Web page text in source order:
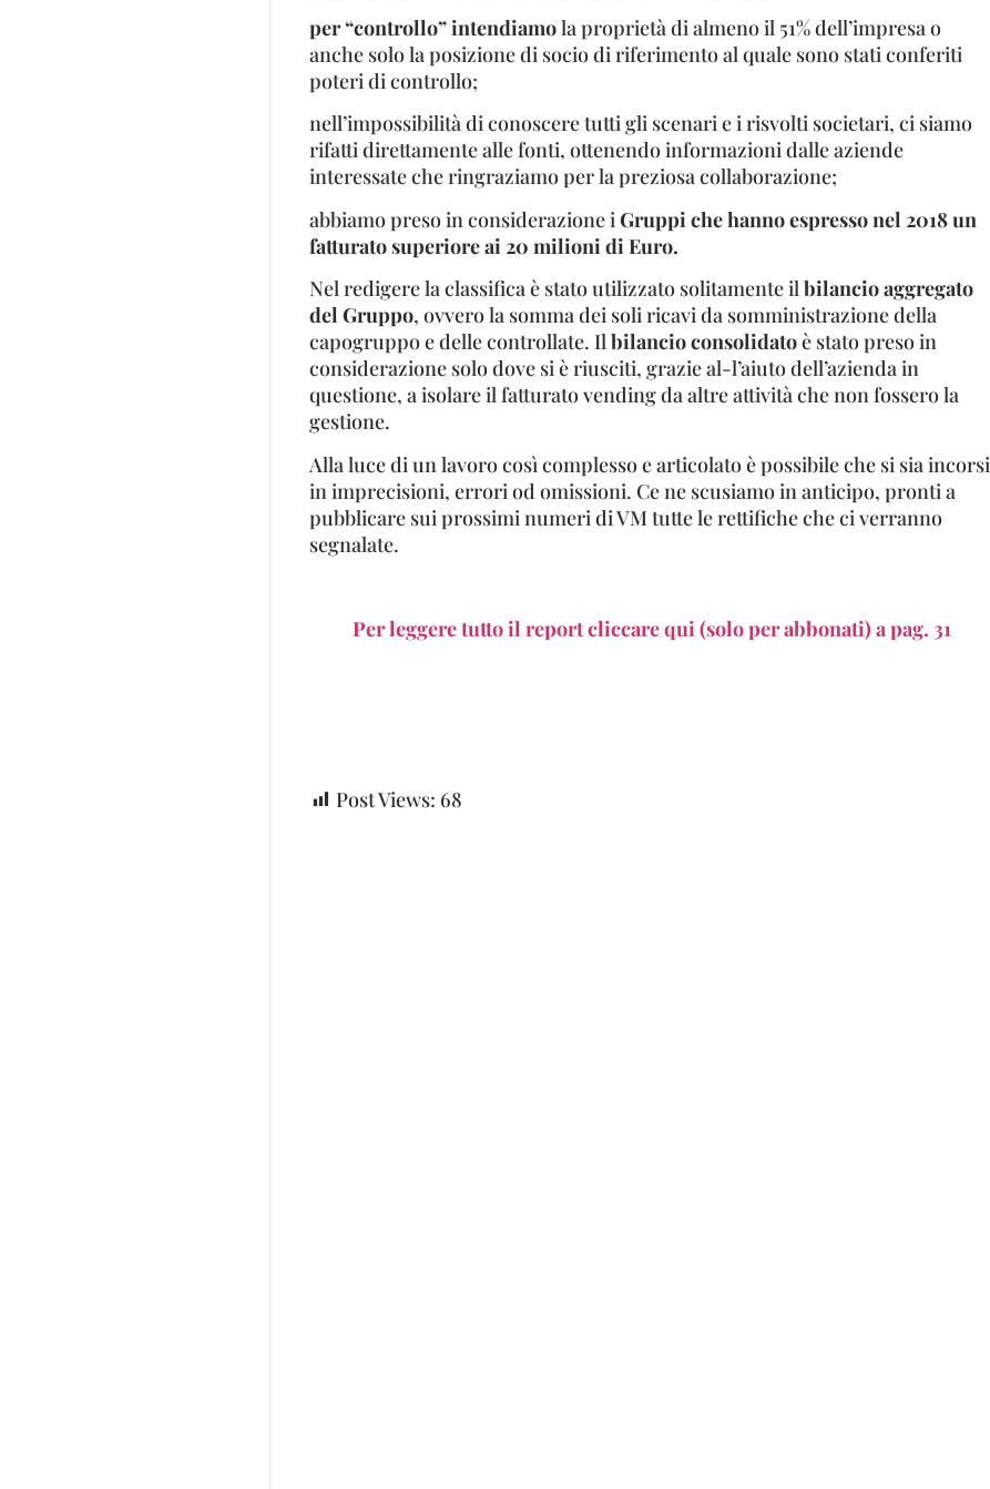
per “controllo” intendiamola proprietà di almeno il 51% dell’impresa o
anche solo la posizione di socio di riferimento al quale sono stati conferiti
poteri di controllo;
nell’impossibilità di conoscere tutti gli scenari e i risvolti societari, ci siamo
rifatti direttamente alle fonti, ottenendo informazioni dalle aziende
interessate che ringraziamo per la preziosa collaborazione;
abbiamo preso in considerazione i Gruppi che hanno espresso nel 2018 un
fatturato superiore ai 20 milioni di Euro.
Nel redigere la classifica è stato utilizzato solitamente ilbilancio aggregato
del Gruppo, ovvero la somma dei soli ricavi da somministrazione della
capogruppo e delle controllate. Ilbilancio consolidatoè stato preso in
considerazione solo dove si è riusciti, grazie al-l’aiuto dell’azienda in
questione, a isolare il fatturato vending da altre attività che non fossero la
gestione.
Alla luce di un lavoro così complesso e articolato è possibile che si sia incorsi
in imprecisioni, errori od omissioni. Ce ne scusiamo in anticipo, pronti a
pubblicare sui prossimi numeri di VM tutte le rettifiche che ci verranno
segnalate.
Per leggere tutto il report cliccare qui (solo per abbonati) a pag. 31
Post Views: 68